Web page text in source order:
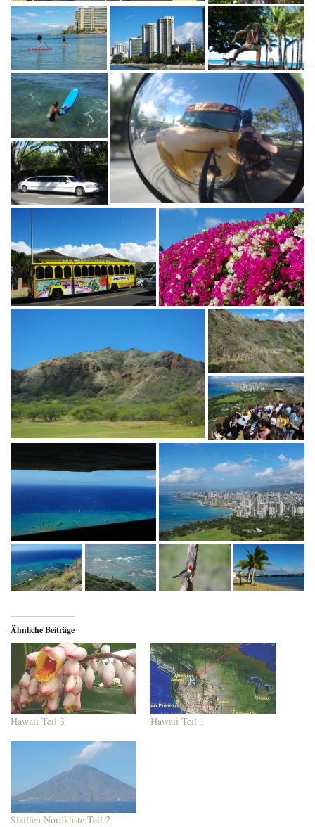
Ähnliche Beiträge
Hawaii Teil 3 Hawaii Teil 1
Sizilien Nordküste Teil 2